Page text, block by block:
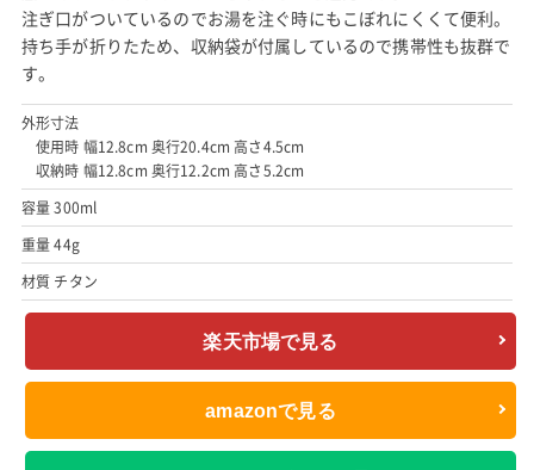
注ぎ口がついているのでお湯を注ぐ時にもこぼれにくくて便利。
持ち手が折りたため、収納袋が付属しているので携帯性も抜群で
す。
外形寸法
使用時 幅12.8cm 奥行20.4cm 高さ4.5cm
収納時 幅12.8cm 奥行12.2cm 高さ5.2cm
容量 300ml
重量 44g
材質 チタン
楽天市場で見る
amazonで見る